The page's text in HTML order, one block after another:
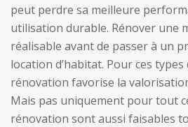
peut perdre sa meilleure
utilisation durable. Rénover une
réalisable avant de passer à un
location d’habitat. Pour ces
rénovation favorise la
Mais pas uniquement pour tout
rénovation sont aussi faisables